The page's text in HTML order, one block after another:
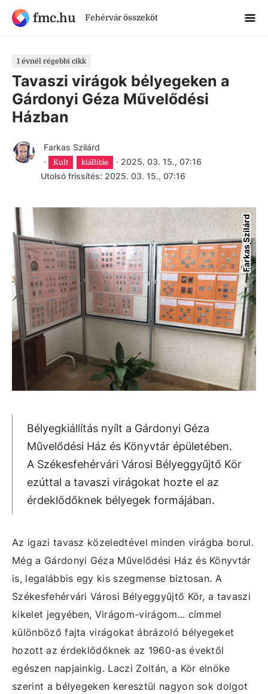
fmc.hu Fehérvár összeköt
1 évnél régebbi cikk
Tavaszi virágok bélyegeken a
Gárdonyi Géza Művelődési
Házban
Farkas Szilárd
·
Kult kiállítás · 2025. 03. 15., 07:16
Utolsó frissítés: 2025. 03. 15., 07:16
Farkas Szilárd
Bélyegkiállítás nyílt a Gárdonyi Géza
Művelődési Ház és Könyvtár épületében.
A Székesfehérvári Városi Bélyeggyűjtő Kör
ezúttal a tavaszi virágokat hozte el az
érdeklődőknek bélyegek formájában.
Az igazi tavasz közeledtével minden virágba borul.
Még a Gárdonyi Géza Művelődési Ház és Könyvtár
is, legalábbis egy kis szegmense biztosan. A
Székesfehérvári Városi Bélyeggyűjtő Kör, a tavaszi
kikelet jegyében, Virágom-virágom... címmel
különböző fajta virágokat ábrázoló bélyegeket
hozott az érdeklődőknek az 1960-as évektől
egészen napjainkig. Laczi Zoltán, a Kör elnöke
szerint a bélyegeken keresztül nagyon sok dolgot